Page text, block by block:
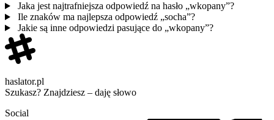
Jaka jest najtrafniejsza odpowiedź na hasło „wkopany”?
Ile znaków ma najlepsza odpowiedź „socha”?
Jakie są inne odpowiedzi pasujące do „wkopany”?
haslator.pl
Szukasz? Znajdziesz – daję słowo
Social